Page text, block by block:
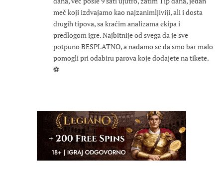
meč koji izdvajamo kao najzanimljiviji, ali i dosta
drugih tipova, sa kraćim analizama ekipa i
predlogom igre. Najbitnije od svega da je sve
potpuno BESPLATNO, a nadamo se da smo bar malo
pomogli pri odabiru parova koje dodajete na tikete.
⚽